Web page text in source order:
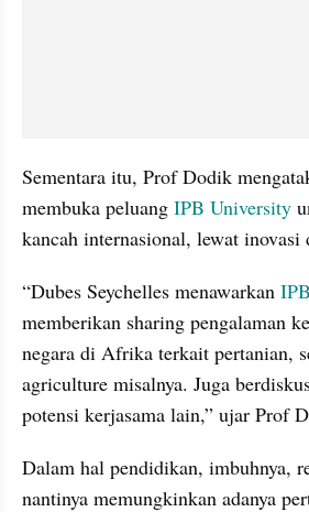
Sementara itu, Prof Dodik
membuka peluang IPB University
kancah internasional, lewat inovasi
“Dubes Seychelles menawarkan
memberikan sharing pengalaman
negara di Afrika terkait pertanian,
agriculture misalnya. Juga
potensi kerjasama lain,” ujar Prof
Dalam hal pendidikan, imbuhnya,
nantinya memungkinkan adanya